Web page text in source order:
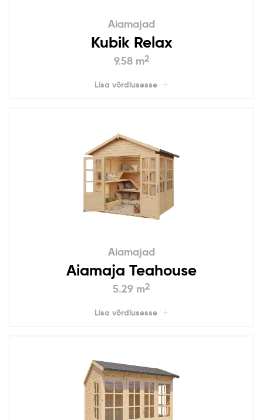
Aiamajad
Kubik Relax
9.58 m2
Lisa võrdlusesse
Aiamajad
Aiamaja Teahouse
5.29 m2
Lisa võrdlusesse